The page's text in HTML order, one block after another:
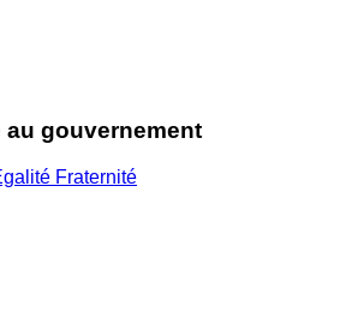
gouvernement